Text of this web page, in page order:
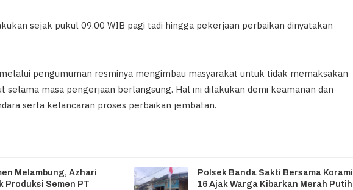
sejak pukul 09.00 WIB pagi tadi hingga pekerjaan perbaikan dinyatakan
pengumuman resminya mengimbau masyarakat untuk tidak memaksakan
masa pengerjaan berlangsung. Hal ini dilakukan demi keamanan dan
serta kelancaran proses perbaikan jembatan.
Melambung, Azhari
Produksi Semen PT
Polsek Banda Sakti Bersama Koramil
16 Ajak Warga Kibarkan Merah Putih